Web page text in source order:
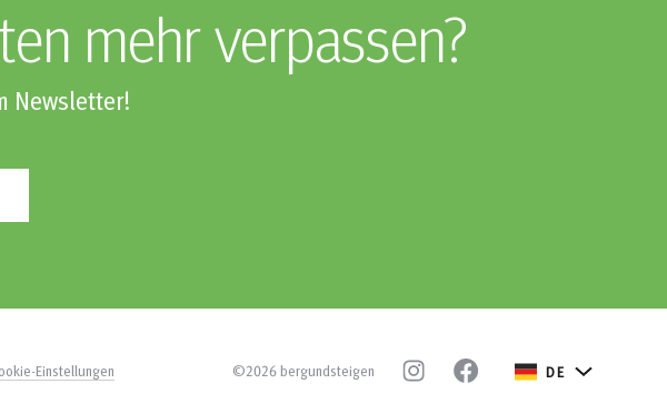
mehr verpassen?
Newsletter!
Einstellungen ©2026 bergundsteigen DE